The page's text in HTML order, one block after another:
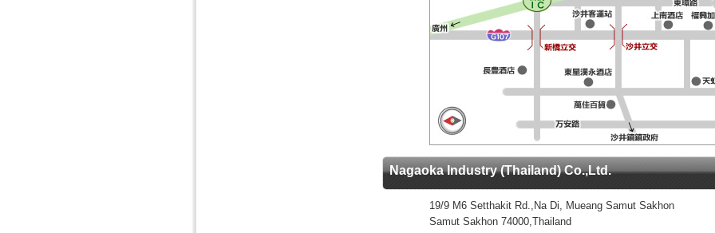
Nagaoka Industry (Thailand) Co.,Ltd.
19/9 M6 Setthakit Rd.,Na Di, Mueang Samut Sakhon
Samut Sakhon 74000,Thailand